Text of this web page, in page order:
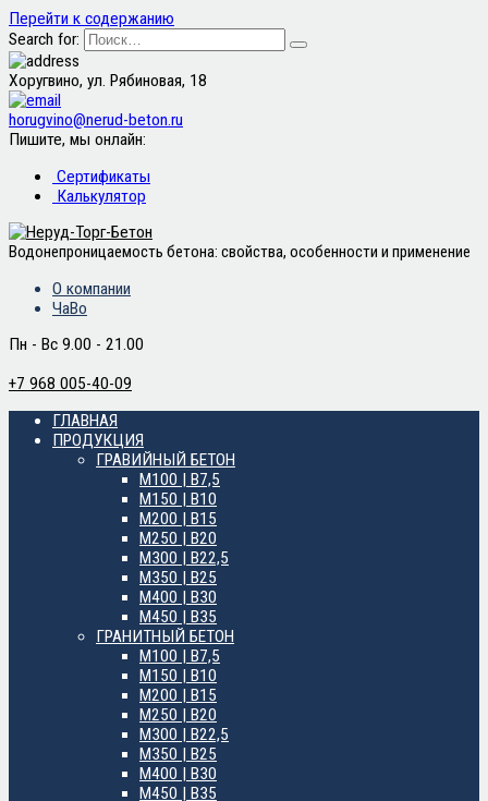
Перейти к содержанию
Search for:
Хоругвино, ул. Рябиновая, 18
horugvino@nerud-beton.ru
Пишите, мы онлайн:
Сертификаты
Калькулятор
Водонепроницаемость бетона: свойства, особенности и применение
О компании
ЧаВо
Пн - Вс 9.00 - 21.00
+7 968 005-40-09
ГЛАВНАЯ
ПРОДУКЦИЯ
ГРАВИЙНЫЙ БЕТОН
М100 | B7,5
М150 | B10
М200 | B15
М250 | B20
М300 | B22,5
М350 | B25
М400 | B30
М450 | B35
ГРАНИТНЫЙ БЕТОН
М100 | B7,5
М150 | B10
М200 | B15
М250 | B20
М300 | B22,5
М350 | B25
М400 | B30
М450 | B35